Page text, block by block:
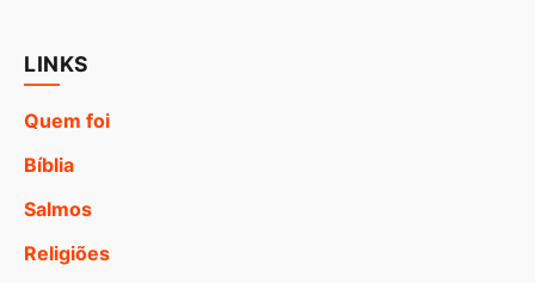
LINKS
Quem foi
Bíblia
Salmos
Religiões